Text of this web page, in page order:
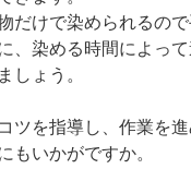
だけで染められるの
、染める時間によっ
しょう。
ツを指導し、作業を進
もいかがですか。